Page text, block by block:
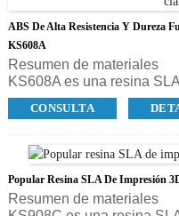
ABS De Alta Resistencia Y Dureza
KS608A
Resumen de materiales
KS608A es una resina
precisas y duraderas, que
comodidad asociados con
más altas.KS608A está
a una amplia gama de
funcionales, modelos
de bajo volumen en el
CONSULTA
Popular Resina SLA De Impresión
Resumen de materiales